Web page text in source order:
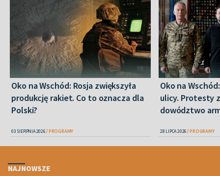
Oko na Wschód: Rosja zwiększyła
produkcję rakiet. Co to oznacza dla
Polski?
03 SIERPNIA 2026 PROGRAMY
Oko na
ulicy. Protesty
dowództwo
28 LIPCA 2026 PROGRAMY
NAJNOWSZE